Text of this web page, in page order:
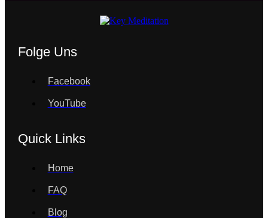
Folge Uns
Facebook
YouTube
Quick Links
Home
FAQ
Blog